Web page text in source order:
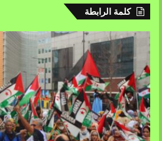
كلمة الرابطة